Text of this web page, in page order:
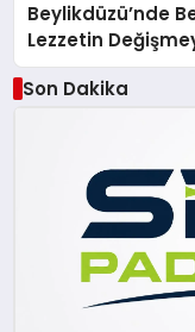
Beylikdüzü’nde
Lezzetin
Son Dakika